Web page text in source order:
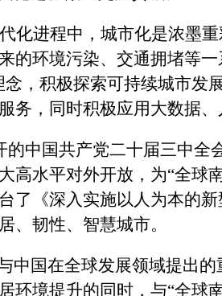
化进程中，城市化是浓墨
的环境污染、交通拥堵等
念，积极探索可持续城市发
务，同时积极应用大数据
的中国共产党二十届三中全
高水平对外开放，为“全球
了《深入实施以人为本的
、韧性、智慧城市。
中国在全球发展领域提出
环境提升的同时，与“全球